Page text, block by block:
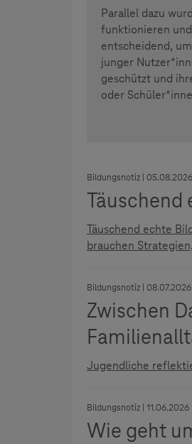
Parallel dazu
funktionieren
entscheidend,
junger
geschützt und
oder
Bildungsnotiz | 05.08.2026
Täuschend
Täuschend echte
brauchen
Bildungsnotiz | 08.07.2026
Zwischen
Jugendliche
Bildungsnotiz | 11.06.2026
Wie geht